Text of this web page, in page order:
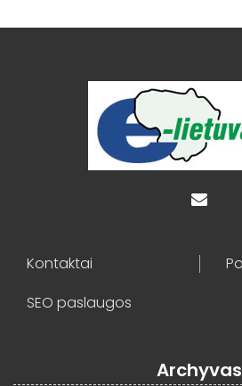
Kontaktai
SEO paslaugos
Archyvas